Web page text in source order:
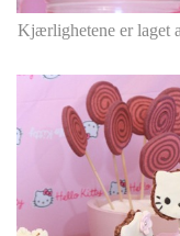
Kjærlighetene er laget